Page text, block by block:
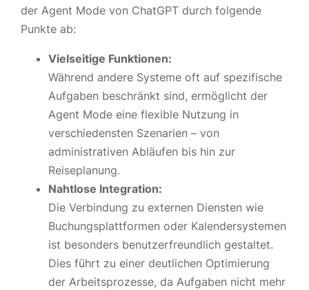
der Agent Mode von ChatGPT durch folgende
Punkte ab:
Vielseitige Funktionen:
Während andere Systeme oft auf spezifische
Aufgaben beschränkt sind, ermöglicht der
Agent Mode eine flexible Nutzung in
verschiedensten Szenarien – von
administrativen Abläufen bis hin zur
Reiseplanung.
Nahtlose Integration:
Die Verbindung zu externen Diensten wie
Buchungsplattformen oder Kalendersystemen
ist besonders benutzerfreundlich gestaltet.
Dies führt zu einer deutlichen Optimierung
der Arbeitsprozesse, da Aufgaben nicht mehr